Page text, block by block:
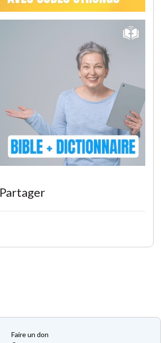
Partager
Faire un don